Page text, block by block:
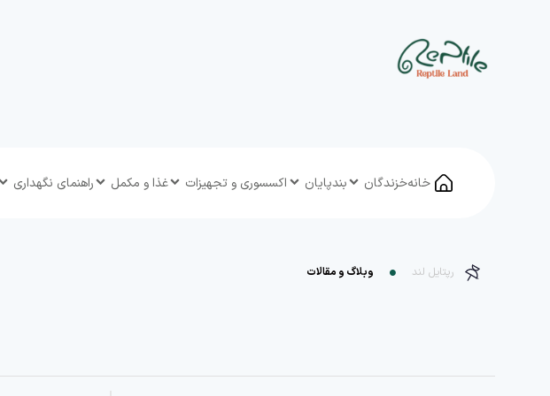
خانهخزندگان بندپایان اکسسوری و تجهیزات غذا و مکمل راهنمای نگهداری
رپتایل لند وبلاگ و مقالات